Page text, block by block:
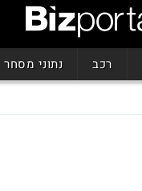
רכב נתוני מסחר